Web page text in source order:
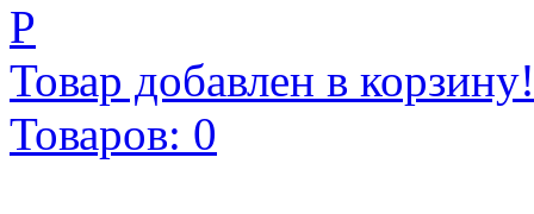
Р
Товар добавлен в корзину!
Товаров: 0